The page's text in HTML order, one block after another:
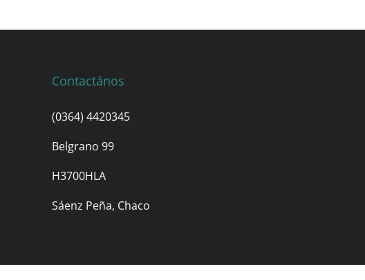
Contactános
(0364) 4420345
Belgrano 99
H3700HLA
Sáenz Peña, Chaco